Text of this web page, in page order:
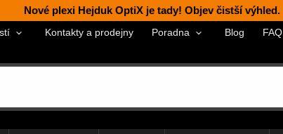
Nové plexi Hejduk OptiX je tady! Objev čistší výhled.
Kontakty a prodejny Poradna Blog FAQ